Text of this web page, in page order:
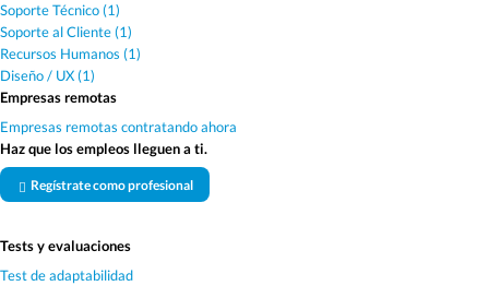
Soporte Técnico (1)
Soporte al Cliente (1)
Recursos Humanos (1)
Diseño / UX (1)
Empresas remotas
Empresas remotas contratando ahora
Haz que los empleos lleguen a ti.
Regístrate como profesional
Tests y evaluaciones
Test de adaptabilidad